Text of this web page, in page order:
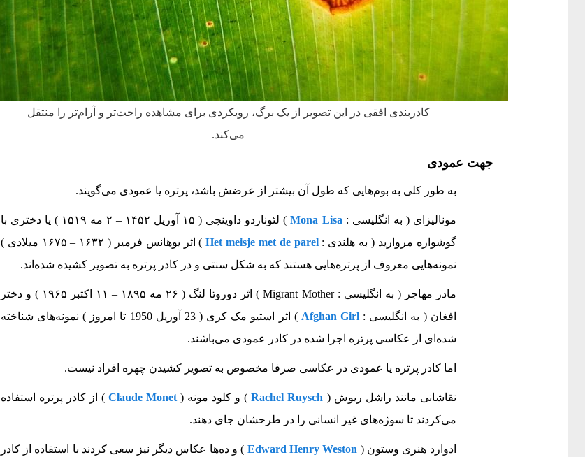
کادربندی افقی در این تصویر از یک برگ، رویکردی برای مشاهده راحت‌تر و آرام‌تر را منتقل
می‌کند.
جهت عمودی
به طور کلی به بوم‌هایی که طول آن بیشتر از عرضش باشد، پرتره یا عمودی می‌گویند.
مونالیزای ( به انگلیسی : Mona Lisa
) لئوناردو داوینچی ( ۱۵ آوریل ۱۴۵۲ – ۲ مه ۱۵۱۹ ) یا دختری با
گوشواره مروارید ( به هلندی :Het meisje met de parel
) اثر یوهانس فرمیر ( ۱۶۳۲ – ۱۶۷۵ میلادی )
نمونه‌هایی معروف از پرتره‌هایی هستند که به شکل سنتی و در کادر پرتره به تصویر کشیده شده‌اند.
مادر مهاجر ( به انگلیسی : Migrant Mother ) اثر دوروتا لنگ ( ۲۶ مه ۱۸۹۵ – ۱۱ اکتبر ۱۹۶۵ ) و دختر
افغان ( به انگلیسی : Afghan Girl
) اثر استیو مک کری ( 23 آوریل 1950 تا امروز ) نمونه‌های شناخته
شده‌ای از عکاسی پرتره اجرا شده در کادر عمودی می‌باشند.
اما کادر پرتره یا عمودی در عکاسی صرفا مخصوص به تصویر کشیدن چهره افراد نیست.
نقاشانی مانند راشل ریوش ( Rachel Ruysch) و کلود مونه ( Claude Monet) از کادر پرتره استفاده
می‌‎کردند تا سوژه‌های غیر انسانی را در طرحشان جای دهند.
ادوارد هنری وستون ( Edward Henry Weston ) و ده‌ها عکاس دیگر نیز سعی کردند با استفاده از کادر